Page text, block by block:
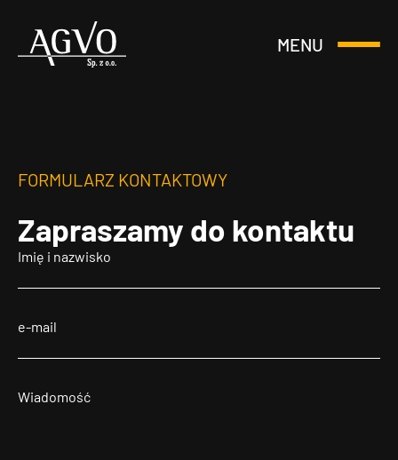
Header
MENU
Otwórz
FORMULARZ KONTAKTOWY
Zapraszamy do kontaktu